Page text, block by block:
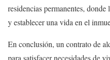
residencias permanentes,
y establecer una vida en el
En conclusión, un contrato de
para satisfacer necesidades de